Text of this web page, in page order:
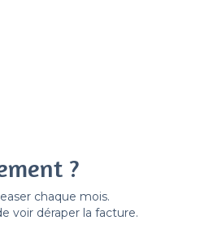
?
chaque mois.
voir déraper la facture.